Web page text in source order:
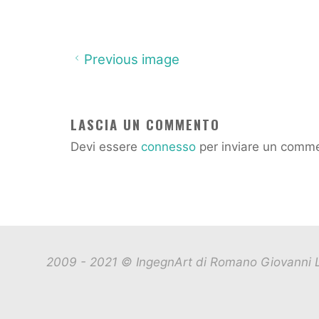
Previous image
LASCIA UN COMMENTO
Devi essere connessoper inviare un
2009 - 2021 © IngegnArt di Romano Giovanni